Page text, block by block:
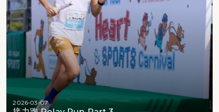
2026-03-07